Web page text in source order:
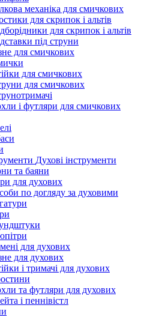
механіка для смичкових
для скрипок і альтів
для скрипок і альтів
під струни
для смичкових
для смичкових
для смичкових
і футляри для смичкових
Духові інструменти
та баяни
для духових
по догляду за духовими
для духових
для духових
і тримачі для духових
та футляри для духових
і пеннівістл